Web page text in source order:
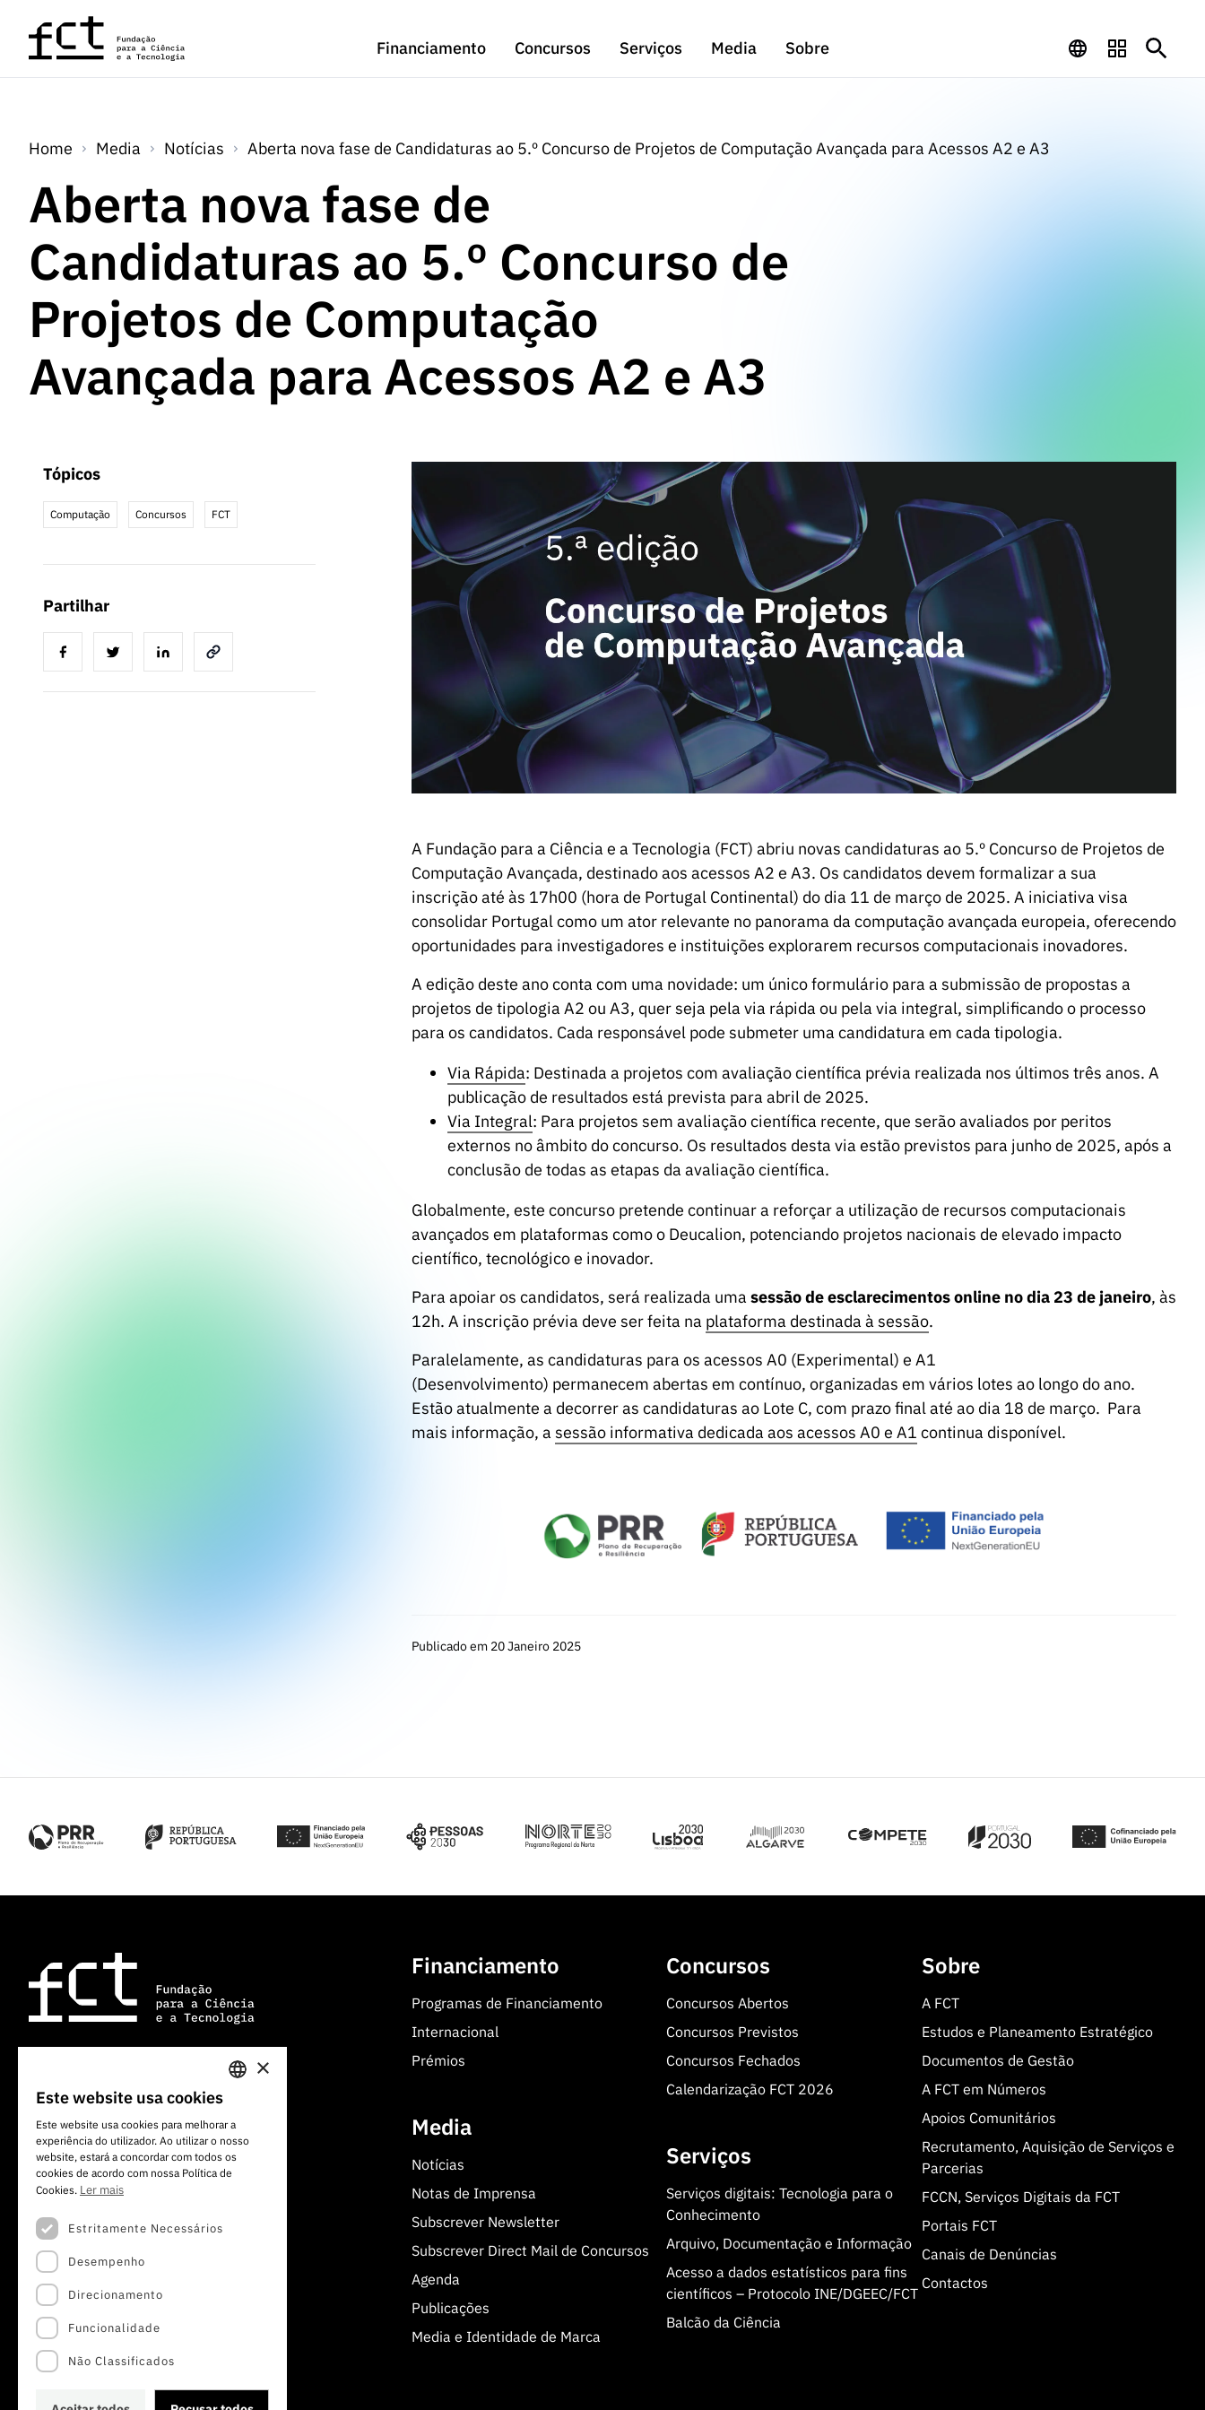
Saltar para o conteúdo principal
Financiamento
Concursos Serviços Media Sobre
Home Media Notícias Aberta nova fase de Candidaturas ao 5.º Concurso de Projetos de Computação Avançada para Acessos A2 e A3
Aberta nova fase de
Candidaturas ao 5.º Concurso de
Projetos de Computação
Avançada para Acessos A2 e A3
Tópicos
Computação Concursos FCT
Partilhar
A Fundação para a Ciência e a Tecnologia (FCT) abriu novas candidaturas ao 5.º Concurso de Projetos de
Computação Avançada, destinado aos acessos A2 e A3. Os candidatos devem formalizar a sua
inscrição até às 17h00 (hora de Portugal Continental) do dia 11 de março de 2025. A iniciativa visa
consolidar Portugal como um ator relevante no panorama da computação avançada europeia, oferecendo
oportunidades para investigadores e instituições explorarem recursos computacionais inovadores.
A edição deste ano conta com uma novidade: um único formulário para a submissão de propostas a
projetos de tipologia A2 ou A3, quer seja pela via rápida ou pela via integral, simplificando o processo
para os candidatos. Cada responsável pode submeter uma candidatura em cada tipologia.
Via Rápida: Destinada a projetos com avaliação científica prévia realizada nos últimos três anos. A
publicação de resultados está prevista para abril de 2025.
Via Integral: Para projetos sem avaliação científica recente, que serão avaliados por peritos
externos no âmbito do concurso. Os resultados desta via estão previstos para junho de 2025, após a
conclusão de todas as etapas da avaliação científica.
Globalmente, este concurso pretende continuar a reforçar a utilização de recursos computacionais
avançados em plataformas como o Deucalion, potenciando projetos nacionais de elevado impacto
científico, tecnológico e inovador.
Para apoiar os candidatos, será realizada umasessão de esclarecimentos online no dia 23 de janeiro, às
12h. A inscrição prévia deve ser feita na plataforma destinada à sessão.
Paralelamente, as candidaturas para os acessos A0 (Experimental) e A1
(Desenvolvimento) permanecem abertas em contínuo, organizadas em vários lotes ao longo do ano.
Estão atualmente a decorrer as candidaturas ao Lote C, com prazo final até ao dia 18 de março. Para
mais informação, asessão informativa dedicada aos acessos A0 e A1 continua disponível.
Publicado em 20 Janeiro 2025
Av. do Brasil, 101
+351 213 924 300
Financiamento
Programas de Financiamento
Internacional
Prémios
Media
Notícias
Notas de Imprensa
Subscrever Newsletter
Subscrever Direct Mail de Concursos
Agenda
Publicações
Media e Identidade de Marca
Concursos
Concursos Abertos
Concursos Previstos
Concursos Fechados
Calendarização FCT 2026
Serviços
Serviços digitais: Tecnologia para o
Conhecimento
Arquivo, Documentação e Informação
Acesso a dados estatísticos para fins
científicos – Protocolo INE/DGEEC/FCT
Balcão da Ciência
Sobre
A FCT
Estudos e Planeamento Estratégico
Documentos de Gestão
A FCT em Números
Apoios Comunitários
Recrutamento, Aquisição de Serviços e
Parcerias
FCCN, Serviços Digitais da FCT
Portais FCT
Canais de Denúncias
Contactos
PORTUGUESE
ENGLISH
×
Este website usa cookies
Este website usa cookies para melhorar a
experiência do utilizador. Ao utilizar o nosso
website, estará a concordar com todos os
cookies de acordo com nossa Política de
Cookies. Ler mais
Estritamente Necessários
Desempenho
Direcionamento
Funcionalidade
Não Classificados